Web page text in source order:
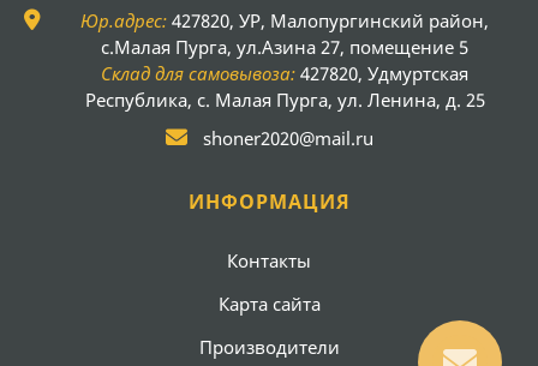
Юр.адрес: 427820, УР, Малопургинский район,
с.Малая Пурга, ул.Азина 27, помещение 5
Склад для самовывоза: 427820, Удмуртская
Республика, с. Малая Пурга, ул. Ленина, д. 25
shoner2020@mail.ru
ИНФОРМАЦИЯ
Контакты
Карта сайта
Производители